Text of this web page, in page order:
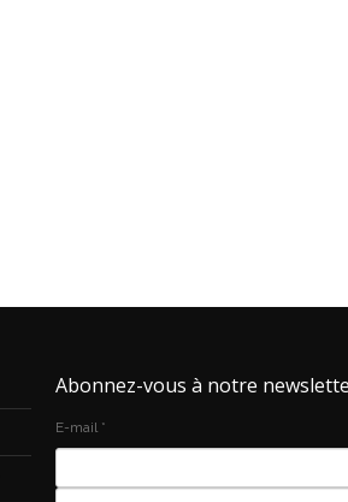
Abonnez-vous à notre
E-mail *